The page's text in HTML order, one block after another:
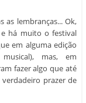
há muito o festival
em alguma edição
mas, em
fazer algo que até
prazer de